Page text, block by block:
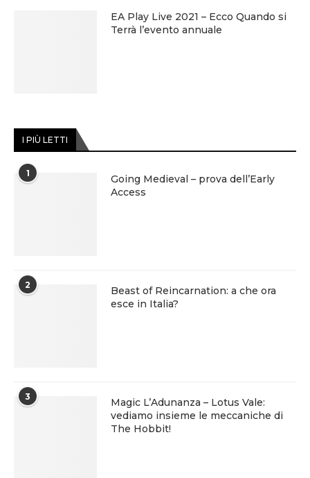
EA Play Live 2021 – Ecco Quando si
Terrà l’evento annuale
I PIÙ LETTI
1
Going Medieval – prova dell’Early
Access
2
Beast of Reincarnation: a che ora
esce in Italia?
3
Magic L’Adunanza – Lotus Vale:
vediamo insieme le meccaniche di
The Hobbit!